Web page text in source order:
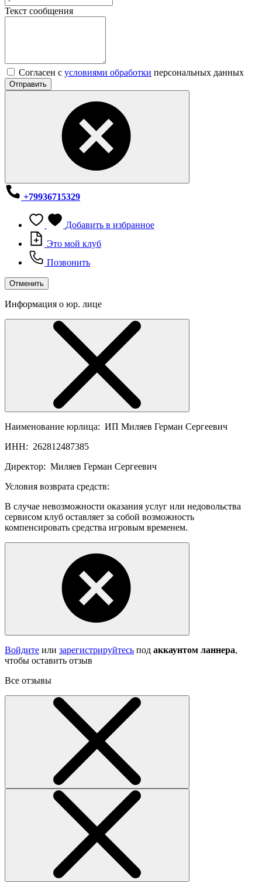
Текст сообщения
Согласен с условиями обработки персональных данных
Отправить
+79936715329
Добавить в избранное
Это мой клуб
Позвонить
Отменить
Информация о юр. лице
Наименование юрлица: ИП Миляев Герман Сергеевич
ИНН: 262812487385
Директор: Миляев Герман Сергеевич
Условия возврата средств:
В случае невозможности оказания услуг или недовольства
сервисом клуб оставляет за собой возможность
компенсировать средства игровым временем.
Войдите или зарегистрируйтесь под аккаунтом ланнера,
чтобы оставить отзыв
Все отзывы